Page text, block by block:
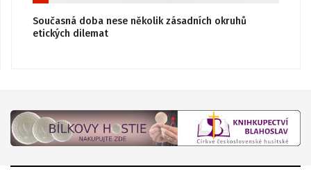
Současná doba nese několik zásadních okruhů
etických dilemat